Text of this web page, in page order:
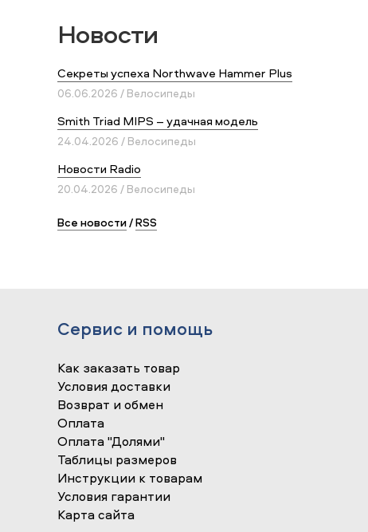
Новости
Секреты успеха Northwave Hammer Plus
06.06.2026 / Велосипеды
Smith Triad MIPS – удачная модель
24.04.2026 / Велосипеды
Новости Radio
20.04.2026 / Велосипеды
Все новости/RSS
Сервис и помощь
Как заказать товар
Условия доставки
Возврат и обмен
Оплата
Оплата "Долями"
Таблицы размеров
Инструкции к товарам
Условия гарантии
Карта сайта